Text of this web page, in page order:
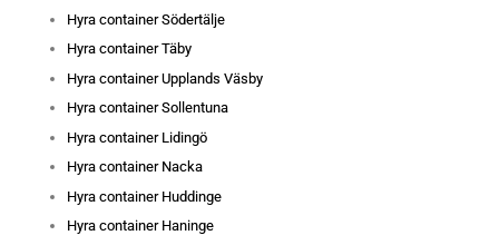
Hyra container Södertälje
Hyra container Täby
Hyra container Upplands Väsby
Hyra container Sollentuna
Hyra container Lidingö
Hyra container Nacka
Hyra container Huddinge
Hyra container Haninge